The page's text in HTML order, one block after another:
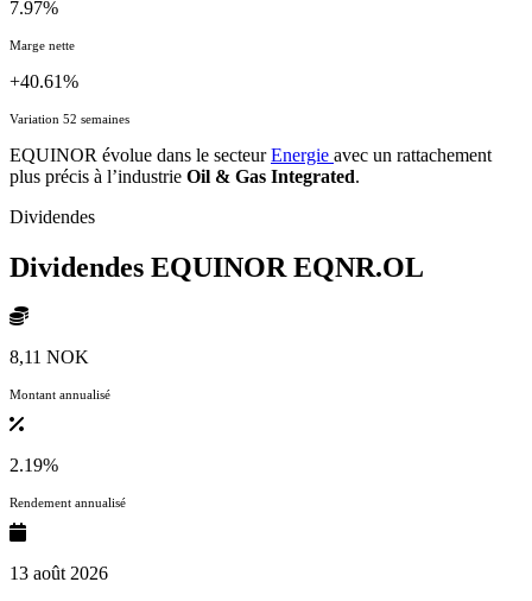
7.97%
Marge nette
+40.61%
Variation 52 semaines
EQUINOR évolue dans le secteurEnergie avec un rattachement
plus précis à l’industrie Oil & Gas Integrated.
Dividendes
Dividendes EQUINOR EQNR.OL
8,11 NOK
Montant annualisé
2.19%
Rendement annualisé
13 août 2026